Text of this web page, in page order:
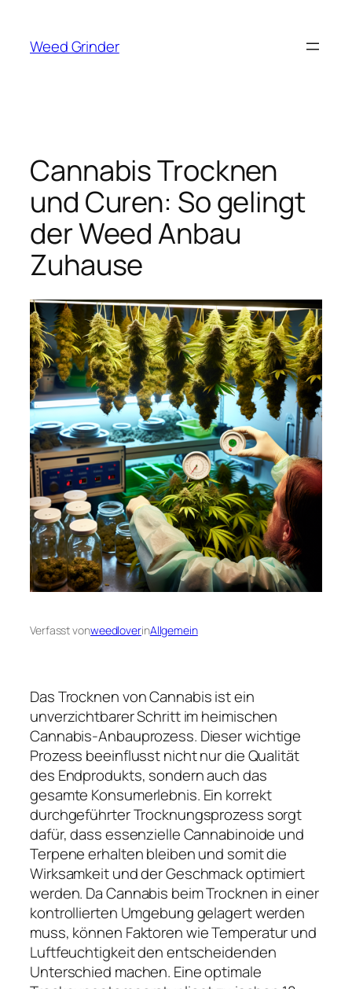
springen
Weed Grinder
Cannabis Trocknen
und Curen: So gelingt
der Weed Anbau
Zuhause
Verfasst vonweedloverinAllgemein
Das Trocknen von Cannabis ist ein
unverzichtbarer Schritt im heimischen
Cannabis-Anbauprozess. Dieser wichtige
Prozess beeinflusst nicht nur die Qualität
des Endprodukts, sondern auch das
gesamte Konsumerlebnis. Ein korrekt
durchgeführter Trocknungsprozess sorgt
dafür, dass essenzielle Cannabinoide und
Terpene erhalten bleiben und somit die
Wirksamkeit und der Geschmack optimiert
werden. Da Cannabis beim Trocknen in einer
kontrollierten Umgebung gelagert werden
muss, können Faktoren wie Temperatur und
Luftfeuchtigkeit den entscheidenden
Unterschied machen. Eine optimale